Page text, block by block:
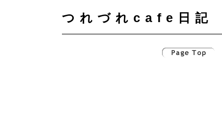
つれづれcafe日記